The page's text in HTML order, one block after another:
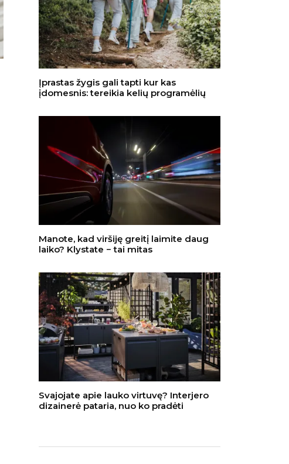
Įprastas žygis gali tapti kur kas
įdomesnis: tereikia kelių programėlių
Manote, kad viršiję greitį laimite daug
laiko? Klystate − tai mitas
Svajojate apie lauko virtuvę? Interjero
dizainerė pataria, nuo ko pradėti